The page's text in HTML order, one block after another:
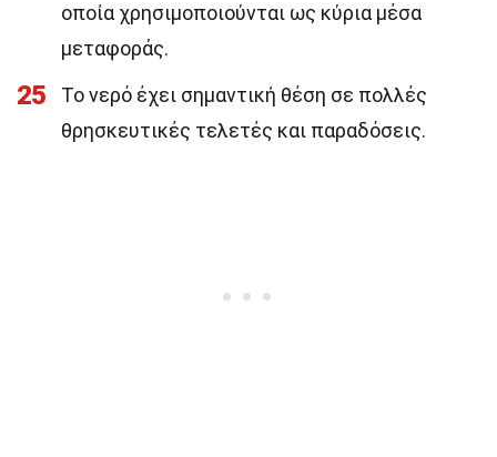
οποία χρησιμοποιούνται ως κύρια μέσα
μεταφοράς.
25
Το νερό έχει σημαντική θέση σε πολλές
θρησκευτικές τελετές και παραδόσεις.